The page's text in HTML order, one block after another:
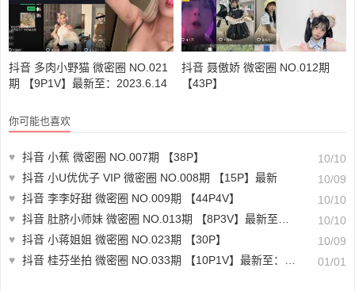
抖音 多肉小野猫 微密圈 NO.021
期 【9P1V】最新至：2023.6.14
抖音 聂傲娇 微密圈 NO.012期
【43P】
你可能也喜欢
♥ 抖音 小蕉 微密圈 NO.007期 【38P】
10/10
♥ 抖音 小U优优子 VIP 微密圈 NO.008期 【15P】最新
10/09
♥ 抖音 李李好甜 微密圈 NO.009期 【44P4V】
10/10
♥ 抖音 肚脐小师妹 微密圈 NO.013期 【8P3V】最新至：2023.8.28
10/10
♥ 抖音 小蒋姐姐 微密圈 NO.023期 【30P】
10/09
♥ 抖音 桂芬坐拍 微密圈 NO.033期 【10P1V】最新至：2023.12.28 01/01